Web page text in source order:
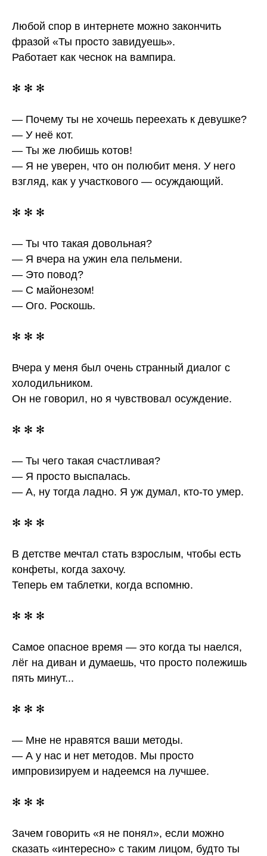
Любой спор в интернете можно закончить
фразой «Ты просто завидуешь».
Работает как чеснок на вампира.
✻ ✻ ✻
— Почему ты не хочешь переехать к девушке?
— У неё кот.
— Ты же любишь котов!
— Я не уверен, что он полюбит меня. У него
взгляд, как у участкового — осуждающий.
✻ ✻ ✻
— Ты что такая довольная?
— Я вчера на ужин ела пельмени.
— Это повод?
— С майонезом!
— Ого. Роскошь.
✻ ✻ ✻
Вчера у меня был очень странный диалог с
холодильником.
Он не говорил, но я чувствовал осуждение.
✻ ✻ ✻
— Ты чего такая счастливая?
— Я просто выспалась.
— А, ну тогда ладно. Я уж думал, кто-то умер.
✻ ✻ ✻
В детстве мечтал стать взрослым, чтобы есть
конфеты, когда захочу.
Теперь ем таблетки, когда вспомню.
✻ ✻ ✻
Самое опасное время — это когда ты наелся,
лёг на диван и думаешь, что просто полежишь
пять минут...
✻ ✻ ✻
— Мне не нравятся ваши методы.
— А у нас и нет методов. Мы просто
импровизируем и надеемся на лучшее.
✻ ✻ ✻
Зачем говорить «я не понял», если можно
сказать «интересно» с таким лицом, будто ты